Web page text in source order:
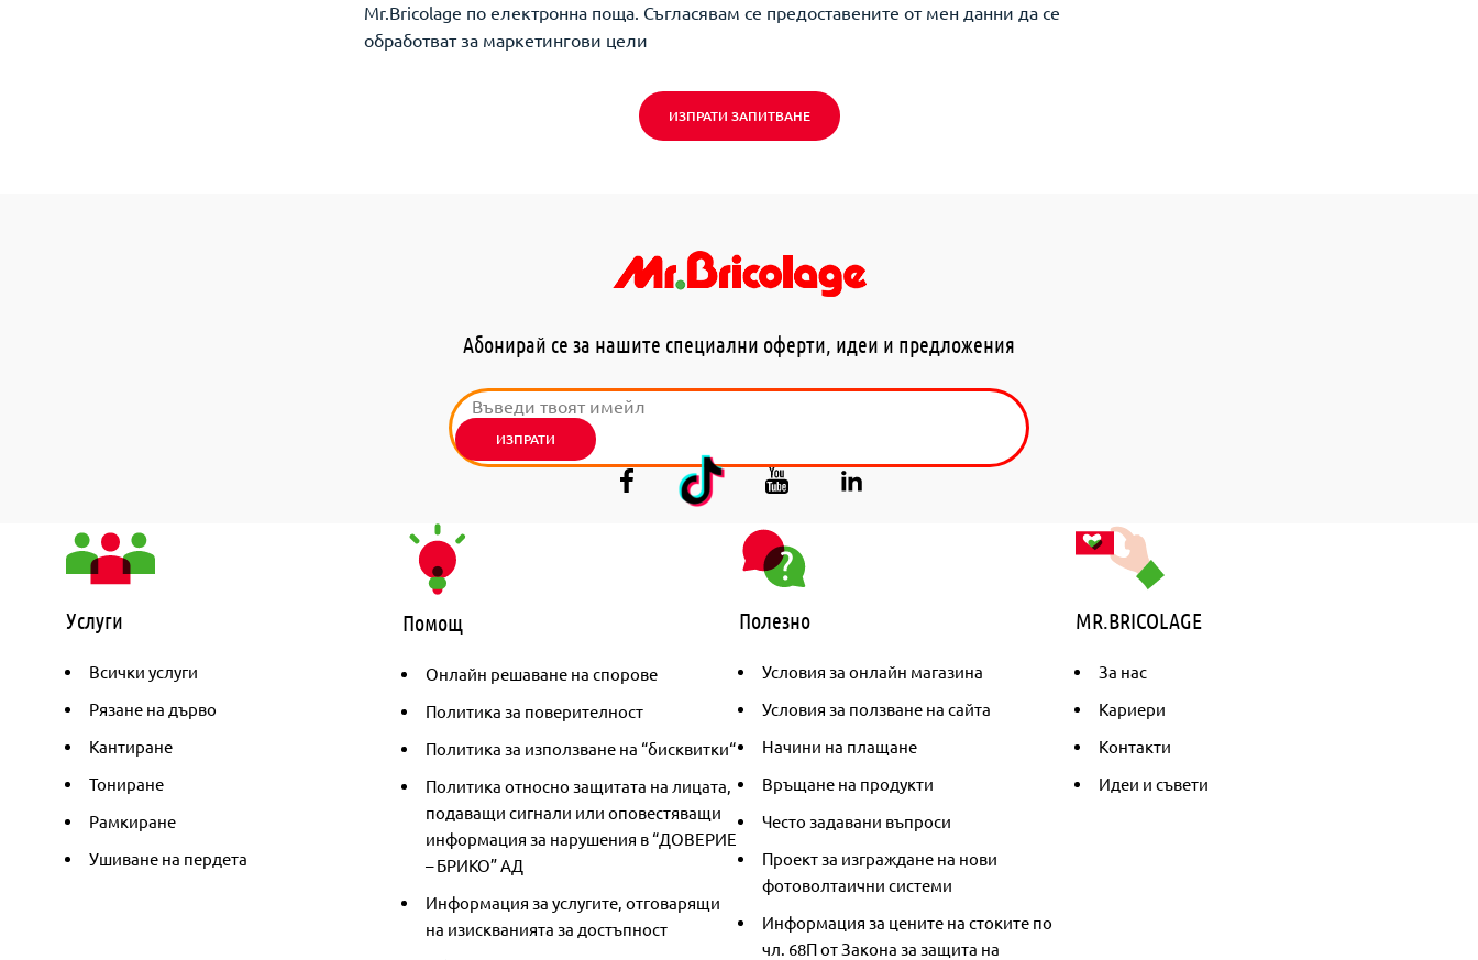
Mr.Bricolage по електронна поща. Съгласявам се предоставените от мен данни да се
обработват за маркетингови цели
ИЗПРАТИ ЗАПИТВАНЕ
Абонирай се за нашите специални оферти, идеи и предложения
ИЗПРАТИ
Услуги
Всички услуги
Рязане на дърво
Кантиране
Тониране
Рамкиране
Ушиване на пердета
Помощ
Онлайн решаване на спорове
Политика за поверителност
Политика за използване на “бисквитки“
Политика относно защитата на лицата,
подаващи сигнали или оповестяващи
информация за нарушения в “ДОВЕРИЕ
– БРИКО” АД
Информация за услугите, отговарящи
на изискванията за достъпност
Полезно
Условия за онлайн магазина
Условия за ползване на сайта
Начини на плащане
Връщане на продукти
Често задавани въпроси
Проект за изграждане на нови
фотоволтаични системи
Информация за цените на стоките по
чл. 68П от Закона за защита на
MR.BRICOLAGE
За нас
Кариери
Контакти
Идеи и съвети